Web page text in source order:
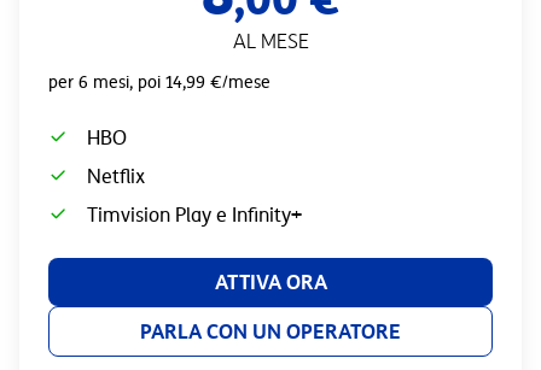
AL MESE
per 6 mesi, poi 14,99 €/mese
HBO
Netflix
Timvision Play e Infinity+
ATTIVA ORA
PARLA CON UN OPERATORE